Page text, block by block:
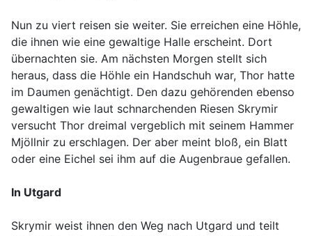
Nun zu viert reisen sie weiter. Sie erreichen eine Höhle,
die ihnen wie eine gewaltige Halle erscheint. Dort
übernachten sie. Am nächsten Morgen stellt sich
heraus, dass die Höhle ein Handschuh war, Thor hatte
im Daumen genächtigt. Den dazu gehörenden ebenso
gewaltigen wie laut schnarchenden Riesen Skrymir
versucht Thor dreimal vergeblich mit seinem Hammer
Mjöllnir zu erschlagen. Der aber meint bloß, ein Blatt
oder eine Eichel sei ihm auf die Augenbraue gefallen.
In Utgard
Skrymir weist ihnen den Weg nach Utgard und teilt